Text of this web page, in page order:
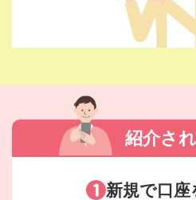
紹介さ
新規で口座